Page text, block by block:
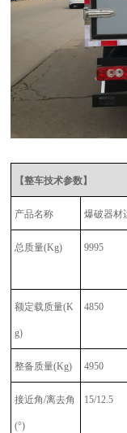
【整车技术参数】
产品名称 爆破器材
总质量(Kg) 9995
额定载质量(K
g)
4850
整备质量(Kg) 4950
接近角/离去角
(°)
15/12.5